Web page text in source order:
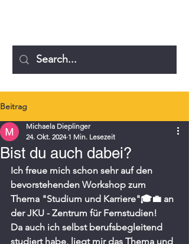
Beitrag
Bist du auch dabei?
Michaela Dieplinger
24. Okt. 2024 1 Min. Lesezeit
Ich freue mich schon sehr auf den
bevorstehenden Workshop zum
Thema "Studium und Karriere"🎓💼 an
der JKU - Zentrum für Fernstudien!
Da auch ich selbst berufsbegleitend
studiert habe, liegt mir das Thema und